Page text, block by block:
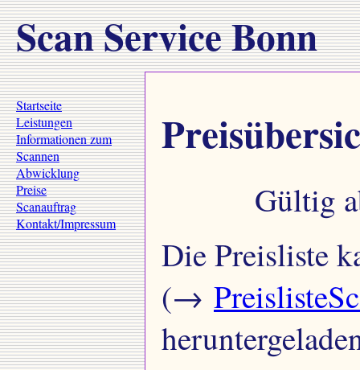
Scan Service Bonn
Startseite
Leistungen
Informationen zum
Scannen
Abwicklung
Preise
Scanauftrag
Kontakt/Impressum
Gültig
Die Preisliste
(→